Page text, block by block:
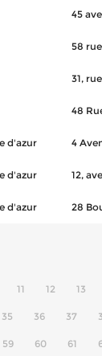
45
58
31,
48
d'azur 4
d'azur 12,
d'azur 28
11 12 13
35 36 37
59 60 61